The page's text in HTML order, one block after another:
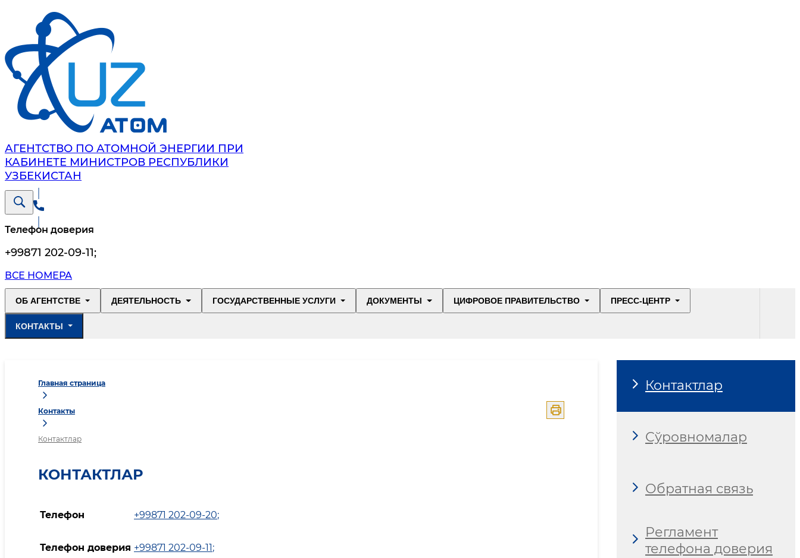
АГЕНТСТВО ПО АТОМНОЙ ЭНЕРГИИ ПРИ
КАБИНЕТЕ МИНИСТРОВ РЕСПУБЛИКИ
УЗБЕКИСТАН
Телефон доверия
+99871 202-09-11;
ВСЕ НОМЕРА
ОБ АГЕНТСТВЕ ДЕЯТЕЛЬНОСТЬ ГОСУДАРСТВЕННЫЕ УСЛУГИ ДОКУМЕНТЫ ЦИФРОВОЕ ПРАВИТЕЛЬСТВО ПРЕСС-ЦЕНТР
КОНТАКТЫ
Главная страница
Контакты
Контактлар
КОНТАКТЛАР
Телефон +99871 202-09-20;
Телефон доверия +99871 202-09-11;
Контактлар
Сўровномалар
Обратная связь
Регламент
телефона доверия